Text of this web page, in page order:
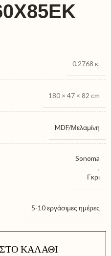
0,2768 κ.
180 × 47 × 82 cm
MDF/Μελαμίνη
Sonoma
,
Γκρι
5-10 εργάσιμες ημέρες
ΚΑΛΆΘΙ